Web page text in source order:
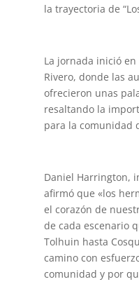
la trayectoria de
La jornada inició
Rivero, donde las
ofrecieron unas
resaltando la
para la comunidad
Daniel Harrington,
afirmó que «los
el corazón de
de cada escenario
Tolhuin hasta
camino con
comunidad y por